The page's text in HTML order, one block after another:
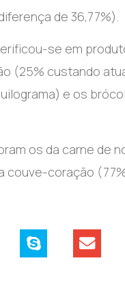
de 36,77%).
se em
(25% custando
e os
os da carne de
couve-coração